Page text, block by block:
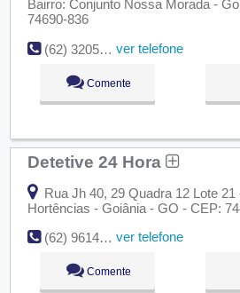
Bairro: Conjunto Nossa Morada -
74690-836
(62) 3205-2544aartededescobrir2011@hotmail.com ver telefone
Comente
Detetive 24 Hora
Rua Jh 40, 29 Quadra 12 Lote
Hortências - Goiânia - GO - CEP:
(62) 9614-7987
ver telefone
Comente